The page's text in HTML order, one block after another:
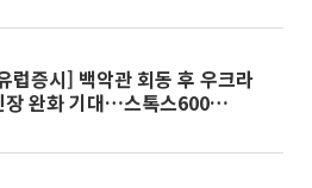
럽증시] 백악관 회동 후 우크라
장 완화 기대…스톡스600